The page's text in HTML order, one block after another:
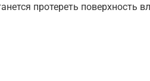
протереть поверхность